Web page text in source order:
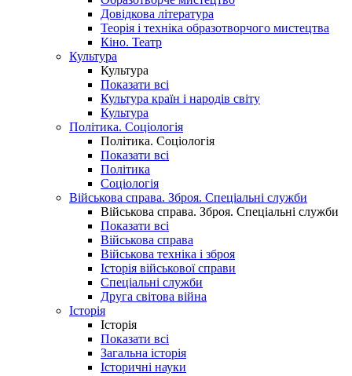
Довідкова література
Теорія і техніка образотворчого мистецтва
Кіно. Театр
Культура
Культура
Показати всі
Культура країн і народів світу
Культура
Політика. Соціологія
Політика. Соціологія
Показати всі
Політика
Соціологія
Військова справа. Зброя. Спеціальні служби
Військова справа. Зброя. Спеціальні служби
Показати всі
Військова справа
Військова техніка і зброя
Історія військової справи
Спеціальні служби
Друга світова війна
Історія
Історія
Показати всі
Загальна історія
Історичні науки